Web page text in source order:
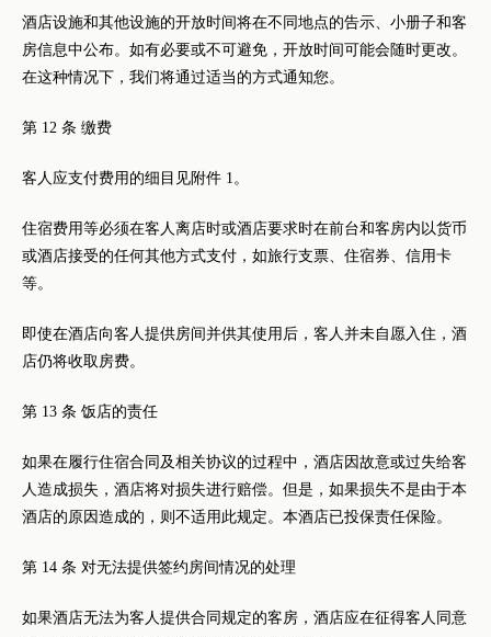
酒店设施和其他设施的开放时间将在不同地点的告示、小册子和客
房信息中公布。如有必要或不可避免，开放时间可能会随时更改。
在这种情况下，我们将通过适当的方式通知您。
第 12 条 缴费
客人应支付费用的细目见附件 1。
住宿费用等必须在客人离店时或酒店要求时在前台和客房内以货币
或酒店接受的任何其他方式支付，如旅行支票、住宿券、信用卡
等。
即使在酒店向客人提供房间并供其使用后，客人并未自愿入住，酒
店仍将收取房费。
第 13 条 饭店的责任
如果在履行住宿合同及相关协议的过程中，酒店因故意或过失给客
人造成损失，酒店将对损失进行赔偿。但是，如果损失不是由于本
酒店的原因造成的，则不适用此规定。本酒店已投保责任保险。
第 14 条 对无法提供签约房间情况的处理
如果酒店无法为客人提供合同规定的客房，酒店应在征得客人同意